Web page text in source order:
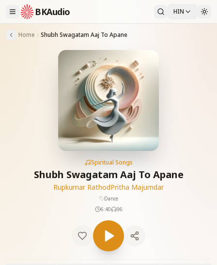
BKAudio HIN
Home Shubh Swagatam Aaj To Apane
Spiritual Songs
Shubh Swagatam Aaj To Apane
Rupkumar RathodPritha Majumdar
Dance
6:40
96